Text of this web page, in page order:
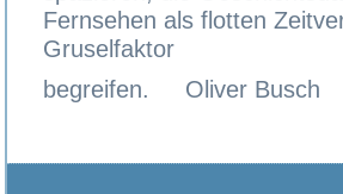
Fernsehen als flotten
Gruselfaktor
begreifen. Oliver Busch